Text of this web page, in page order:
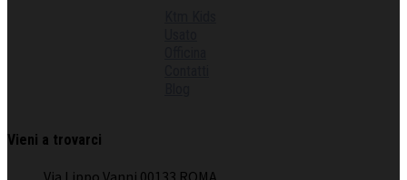
Vieni a trovarci